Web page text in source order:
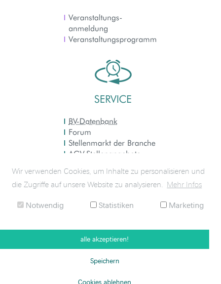
Veranstaltungs­
anmeldung
Veranstaltungs­programm
SERVICE
BV-Datenbank
Forum
Stellenmarkt der Branche
AGV-Stellenangebote
Bestellungen
FAQ
Wir verwenden Cookies, um Inhalte zu personalisieren und
die Zugriffe auf unsere Website zu analysieren.
Mehr Infos
Notwendig Statistiken Marketing
alle akzeptieren!
Speichern
Cookies ablehnen